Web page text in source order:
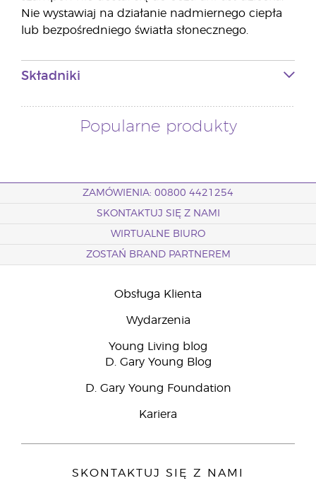
Nie wystawiaj na działanie nadmiernego ciepła
lub bezpośredniego światła słonecznego.
Składniki
Popularne produkty
ZAMÓWIENIA: 00800 4421254
SKONTAKTUJ SIĘ Z NAMI
WIRTUALNE BIURO
ZOSTAŃ BRAND PARTNEREM
Obsługa Klienta
Wydarzenia
Young Living blog
D. Gary Young Blog
D. Gary Young Foundation
Kariera
SKONTAKTUJ SIĘ Z NAMI